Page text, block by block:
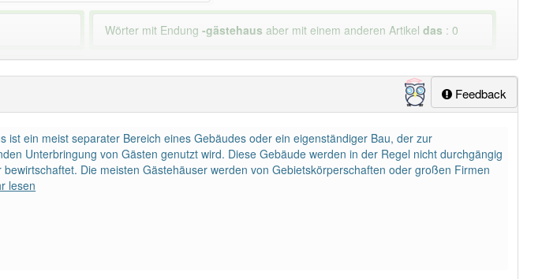
Wörter mit Endung-gästehaus aber mit einem anderen Artikeldas : 0
Feedback
ist ein meist separater Bereich eines Gebäudes oder ein eigenständiger Bau, der zur
Unterbringung von Gästen genutzt wird. Diese Gebäude werden in der Regel nicht durchgängig
bewirtschaftet. Die meisten Gästehäuser werden von Gebietskörperschaften oder großen Firmen
lesen